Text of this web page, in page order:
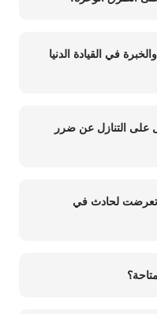
في القيادة الدنيا
التنازل عن ضرر
تعرضت لحادث في